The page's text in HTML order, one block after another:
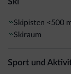
Ski
Skipisten <500
Skiraum
Sport und